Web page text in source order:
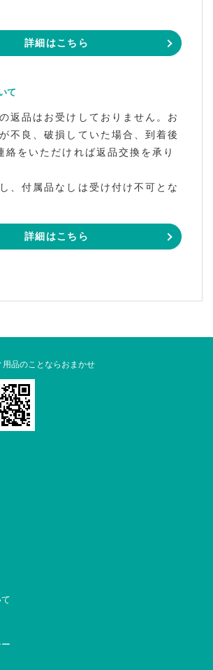
詳細はこちら
て
返品はお受けしておりません。お
不良、破損していた場合、到着後
絡をいただければ返品交換を承り
、付属品なしは受け付け不可とな
詳細はこちら
品のことならおまかせ